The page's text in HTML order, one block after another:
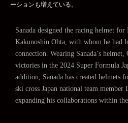
ーションも増えている。
Sanada designed the racing helmet
Kakunoshin Ohta, with whom he had
connection. Wearing Sanada’s helmet,
victories in the 2024 Super Formula
addition, Sanada has created helmets
ski cross Japan national team
expanding his collaborations within